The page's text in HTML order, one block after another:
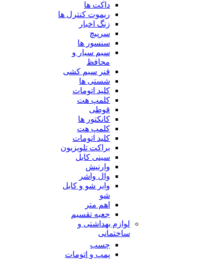
داکت ها
ریموت کنترل ها
زنگ اخبار
سرپیچ
سنسور ها
سیم سیار و
محافظ
فنر سیم کشی
شستی ها
کلید اتومات
کلمپ هت
قوطی
کانکتور ها
کلمپ هت
کلید اتومات
براکت تلویزیون
سینی کابل
وارنیش
وال واشر
وایر شو و کابل
شو
اهم متر
جعبه تقسیم
لوازم بهداشتی و
ساختمانی
چسب
پمپ و اتومات